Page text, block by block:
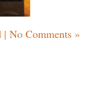
| No Comments »